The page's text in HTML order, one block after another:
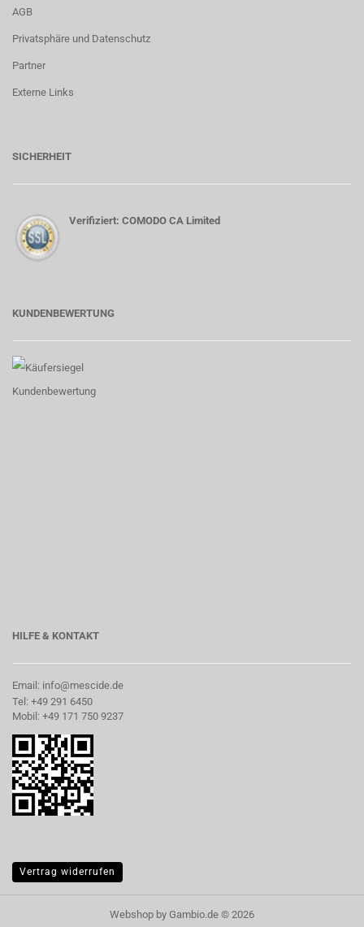
AGB
Privatsphäre und Datenschutz
Partner
Externe Links
SICHERHEIT
Verifiziert: COMODO CA Limited
KUNDENBEWERTUNG
HILFE & KONTAKT
Email: info@mescide.de
Tel: +49 291 6450
Mobil: +49 171 750 9237
Vertrag widerrufen
Webshop by Gambio.de © 2026